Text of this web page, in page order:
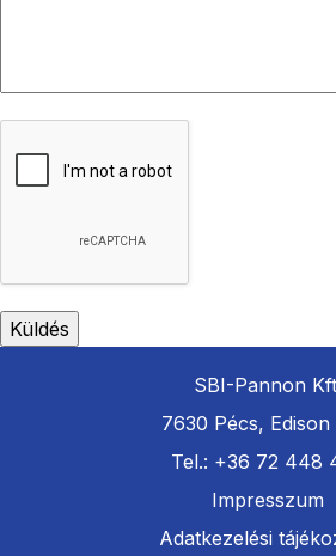
SBI-Pannon
7630 Pécs, Edison
Tel.: +36 72 448
Impresszum
Adatkezelési